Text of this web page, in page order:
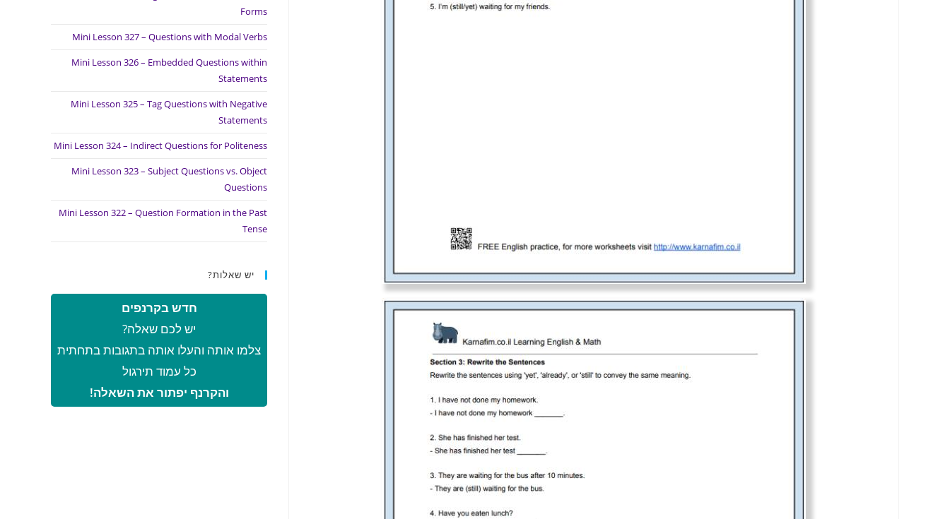
Forms
Mini Lesson 327 – Questions with Modal Verbs
Mini Lesson 326 – Embedded Questions within
Statements
Mini Lesson 325 – Tag Questions with Negative
Statements
Mini Lesson 324 – Indirect Questions for Politeness
Mini Lesson 323 – Subject Questions vs. Object
Questions
Mini Lesson 322 – Question Formation in the Past
Tense
יש שאלות?
חדש בקרנפים
יש לכם שאלה?
צלמו אותה והעלו אותה בתגובות בתחתית
כל עמוד תירגול
והקרנף יפתור את השאלה!